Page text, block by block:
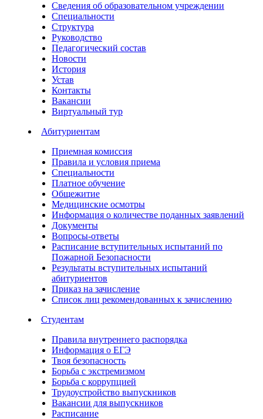
Сведения об образовательном учреждении
Специальности
Структура
Руководство
Педагогический состав
Новости
История
Устав
Контакты
Вакансии
Виртуальный тур
Абитуриентам
Приемная комиссия
Правила и условия приема
Специальности
Платное обучение
Общежитие
Медицинские осмотры
Информация о количестве поданных заявлений
Документы
Вопросы-ответы
Расписание вступительных испытаний по
Пожарной Безопасности
Результаты вступительных испытаний
абитуриентов
Приказ на зачисление
Список лиц рекомендованных к зачислению
Студентам
Правила внутреннего распорядка
Информация о ЕГЭ
Твоя безопасность
Борьба с экстремизмом
Борьба с коррупцией
Трудоустройство выпускников
Вакансии для выпускников
Расписание